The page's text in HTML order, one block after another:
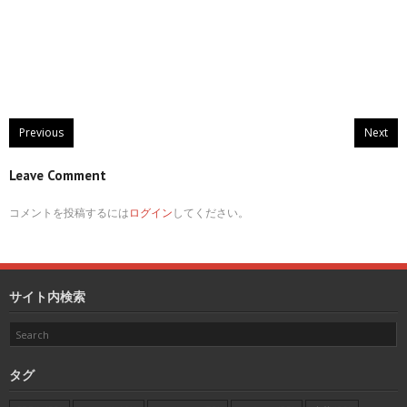
Previous Next
Leave Comment
コメントを投稿するにはログインしてください。
サイト内検索
タグ